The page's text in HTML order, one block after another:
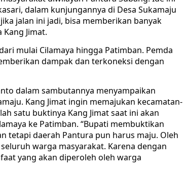
dalam kunjungannya di Desa Sukamaju
jalan ini jadi, bisa memberikan banyak
Jimat.
mulai Cilamaya hingga Patimban. Pemda
dampak dan terkoneksi dengan
dalam sambutannya menyampaikan
Kang Jimat ingin memajukan kecamatan-
satu buktinya Kang Jimat saat ini akan
ke Patimban. “Bupati membuktikan
tetapi daerah Pantura pun harus maju. Oleh
warga masyarakat. Karena dengan
yang akan diperoleh oleh warga